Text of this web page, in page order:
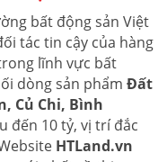
bất động sản Việt
tác tin cậy của hàng
lĩnh vực bất
dòng sản phẩm Đất
Củ Chi, Bình
đến 10 tỷ, vị trí đắc
HTLand.vn